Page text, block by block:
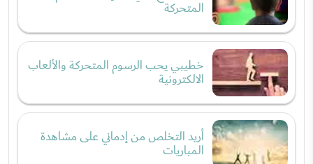
المتحركة
خطيبي يحب الرسوم المتحركة والألعاب
الالكترونية
أريد التخلص من إدماني على مشاهدة
المباريات